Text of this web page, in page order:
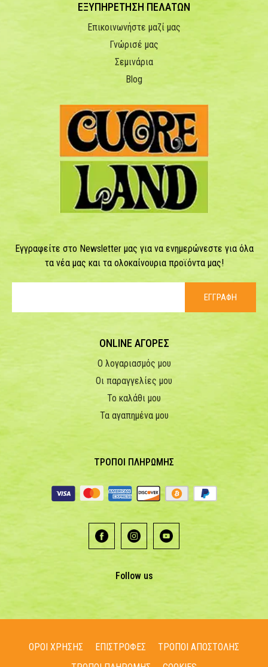
ΕΞΥΠΗΡΕΤΗΣΗ ΠΕΛΑΤΩΝ
Επικοινωνήστε μαζί μας
Γνώρισέ μας
Σεμινάρια
Blog
Εγγραφείτε στο Newsletter μας για να ενημερώνεστε για όλα
τα νέα μας και τα ολοκαίνουρια προϊόντα μας!
ΕΓΓΡΑΦΗ
ONLINE ΑΓΟΡΕΣ
Ο λογαριασμός μου
Οι παραγγελίες μου
Το καλάθι μου
Τα αγαπημένα μου
ΤΡΟΠΟΙ ΠΛΗΡΩΜΗΣ
Follow us
ΟΡΟΙ ΧΡΗΣΗΣ ΕΠΙΣΤΡΟΦΕΣ
ΤΡΟΠΟΙ ΑΠΟΣΤΟΛΗΣ